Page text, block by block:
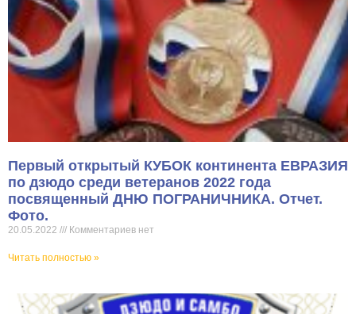
Первый открытый КУБОК континента ЕВРАЗИЯ
по дзюдо среди ветеранов 2022 года
посвященный ДНЮ ПОГРАНИЧНИКА. Отчет.
Фото.
20.05.2022 Комментариев нет
Читать полностью »